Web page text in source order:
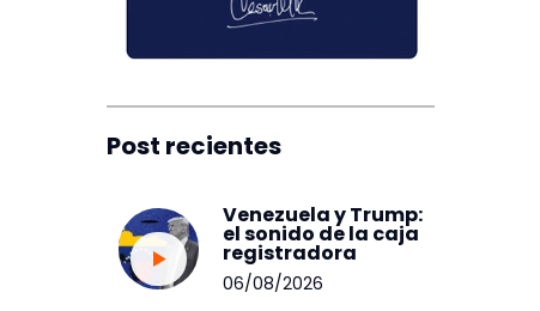
Post recientes
Venezuela y Trump:
el sonido de la caja
registradora
06/08/2026